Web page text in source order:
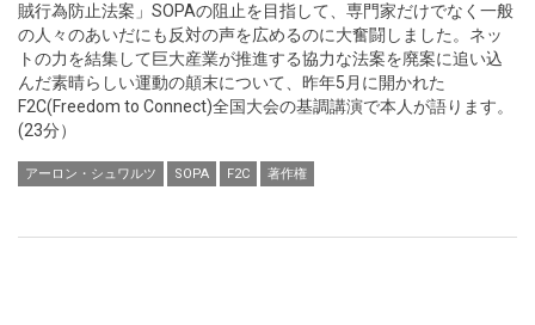
賊行為防止法案」SOPAの阻止を目指して、専門家だけでなく一般
の人々のあいだにも反対の声を広めるのに大奮闘しました。ネッ
トの力を結集して巨大産業が推進する協力な法案を廃案に追い込
んだ素晴らしい運動の顛末について、昨年5月に開かれた
F2C(Freedom to Connect)全国大会の基調講演で本人が語ります。
(23分）
アーロン・シュワルツ SOPA F2C 著作権